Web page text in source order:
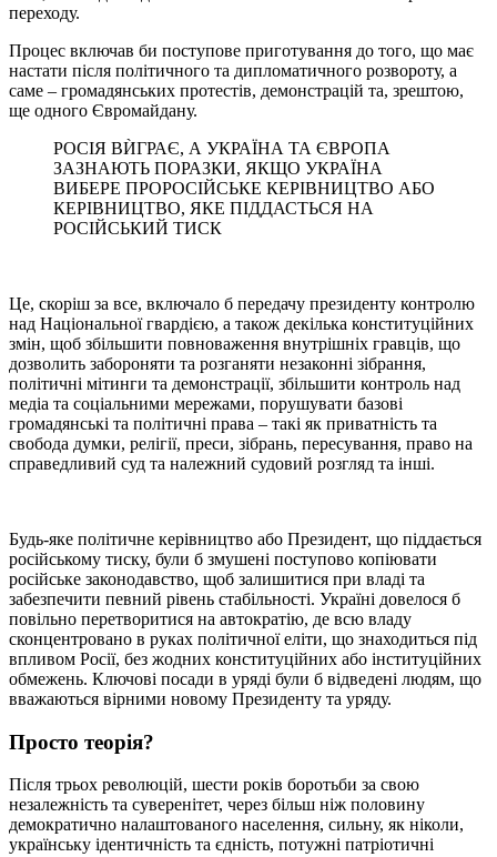
переходу.
Процес включав би поступове приготування до того, що має
настати після політичного та дипломатичного розвороту, а
саме – громадянських протестів, демонстрацій та, зрештою,
ще одного Євромайдану.
РОСІЯ ВЍГРАЄ, А УКРАЇНА ТА ЄВРОПА
ЗАЗНАЮТЬ ПОРАЗКИ, ЯКЩО УКРАЇНА
ВИБЕРЕ ПРОРОСІЙСЬКЕ КЕРІВНИЦТВО АБО
КЕРІВНИЦТВО, ЯКЕ ПІДДАСТЬСЯ НА
РОСІЙСЬКИЙ ТИСК
Це, скоріш за все, включало б передачу президенту контролю
над Національної гвардією, а також декілька конституційних
змін, щоб збільшити повноваження внутрішніх гравців, що
дозволить забороняти та розганяти незаконні зібрання,
політичні мітинги та демонстрації, збільшити контроль над
медіа та соціальними мережами, порушувати базові
громадянські та політичні права – такі як приватність та
свобода думки, релігії, преси, зібрань, пересування, право на
справедливий суд та належний судовий розгляд та інші.
Будь-яке політичне керівництво або Президент, що піддається
російському тиску, були б змушені поступово копіювати
російське законодавство, щоб залишитися при владі та
забезпечити певний рівень стабільності. Україні довелося б
повільно перетворитися на автократію, де всю владу
сконцентровано в руках політичної еліти, що знаходиться під
впливом Росії, без жодних конституційних або інституційних
обмежень. Ключові посади в уряді були б відведені людям, що
вважаються вірними новому Президенту та уряду.
Просто теорія?
Після трьох революцій, шести років боротьби за свою
незалежність та суверенітет, через більш ніж половину
демократично налаштованого населення, сильну, як ніколи,
українську ідентичність та єдність, потужні патріотичні